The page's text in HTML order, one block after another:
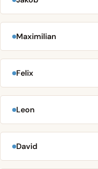
Maximilian
Felix
Leon
David